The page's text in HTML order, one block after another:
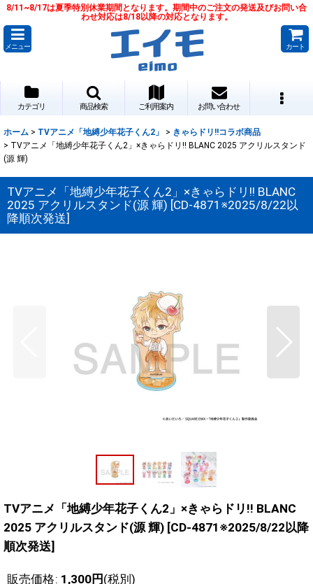
8/11~8/17は夏季特別休業期間となります。期間中のご注文の発送及びお問い合
わせ対応は8/18以降の対応となります。
メニュー カート
カテゴリ 商品検索 ご利用案内 お問い合わせ
ホーム > TVアニメ「地縛少年花子くん2」 > きゃらドリ!!コラボ商品
> TVアニメ「地縛少年花子くん2」×きゃらドリ!! BLANC 2025 アクリルスタンド
(源 輝)
TVアニメ「地縛少年花子くん2」×きゃらドリ!! BLANC
2025 アクリルスタンド(源 輝) [CD-4871※2025/8/22以
降順次発送]
TVアニメ「地縛少年花子くん2」×きゃらドリ!! BLANC
2025 アクリルスタンド(源 輝) [CD-4871※2025/8/22以降
順次発送]
販売価格: 1,300円 (税別)